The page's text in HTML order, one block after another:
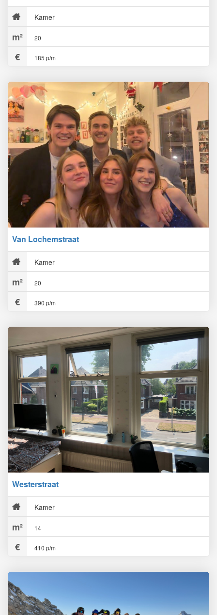
Kamer
20
185 p/m
Van Lochemstraat
Kamer
20
390 p/m
Westerstraat
Kamer
14
410 p/m